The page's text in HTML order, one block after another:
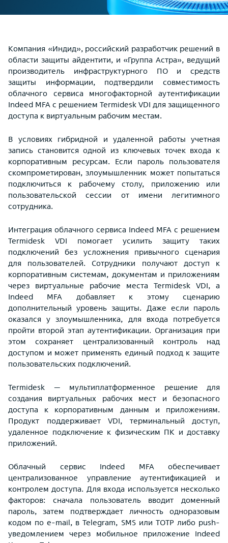
Компания «Индид», российский разработчик решений в
области защиты айдентити, и «Группа Астра», ведущий
производитель инфраструктурного ПО и средств
защиты информации, подтвердили совместимость
облачного сервиса многофакторной аутентификации
Indeed MFA с решением Termidesk VDI для защищенного
доступа к виртуальным рабочим местам.
В условиях гибридной и удаленной работы учетная
запись становится одной из ключевых точек входа к
корпоративным ресурсам. Если пароль пользователя
скомпрометирован, злоумышленник может попытаться
подключиться к рабочему столу, приложению или
пользовательской сессии от имени легитимного
сотрудника.
Интеграция облачного сервиса Indeed MFA c решением
Termidesk VDI помогает усилить защиту таких
подключений без усложнения привычного сценария
для пользователей. Сотрудники получают доступ к
корпоративным системам, документам и приложениям
через виртуальные рабочие места Termidesk VDI, а
Indeed MFA добавляет к этому сценарию
дополнительный уровень защиты. Даже если пароль
оказался у злоумышленника, для входа потребуется
пройти второй этап аутентификации. Организация при
этом сохраняет централизованный контроль над
доступом и может применять единый подход к защите
пользовательских подключений.
Termidesk — мультиплатформенное решение для
создания виртуальных рабочих мест и безопасного
доступа к корпоративным данным и приложениям.
Продукт поддерживает VDI, терминальный доступ,
удаленное подключение к физическим ПК и доставку
приложений.
Облачный сервис Indeed MFA обеспечивает
централизованное управление аутентификацией и
контролем доступа. Для входа используется несколько
факторов: сначала пользователь вводит доменный
пароль, затем подтверждает личность одноразовым
кодом по e-mail, в Telegram, SMS или TOTP либо push-
уведомлением через мобильное приложение Indeed